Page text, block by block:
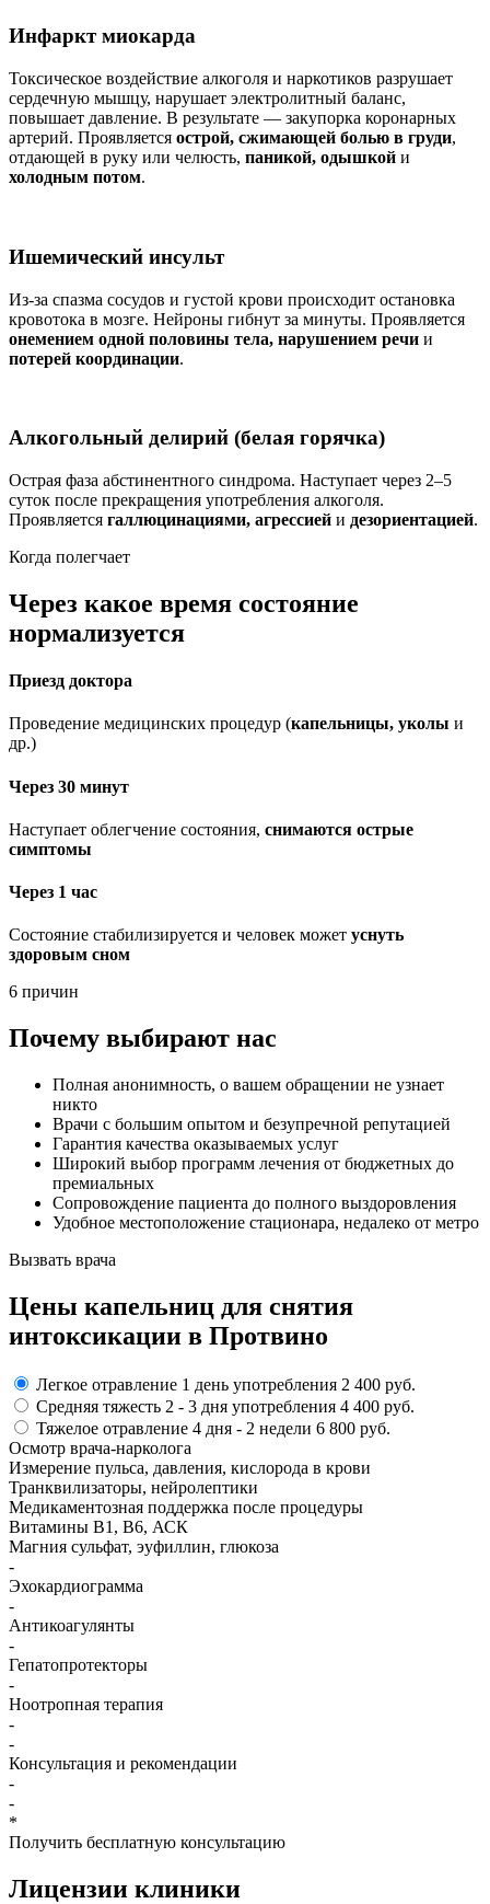
Инфаркт миокарда
Токсическое воздействие алкоголя и наркотиков разрушает
сердечную мышцу, нарушает электролитный баланс,
повышает давление. В результате — закупорка коронарных
артерий. Проявляется острой, сжимающей болью в груди,
отдающей в руку или челюсть, паникой, одышкой и
холодным потом.
Ишемический инсульт
Из-за спазма сосудов и густой крови происходит остановка
кровотока в мозге. Нейроны гибнут за минуты. Проявляется
онемением одной половины тела, нарушением речи и
потерей координации.
Алкогольный делирий (белая горячка)
Острая фаза абстинентного синдрома. Наступает через 2–5
суток после прекращения употребления алкоголя.
Проявляется галлюцинациями, агрессией и дезориентацией.
Когда полегчает
Через какое время состояние
нормализуется
Приезд доктора
Проведение медицинских процедур (капельницы, уколы и
др.)
Через 30 минут
Наступает облегчение состояния, снимаются острые
симптомы
Через 1 час
Состояние стабилизируется и человек может уснуть
здоровым сном
6 причин
Почему выбирают нас
Полная анонимность, о вашем обращении не узнает
никто
Врачи с большим опытом и безупречной репутацией
Гарантия качества оказываемых услуг
Широкий выбор программ лечения от бюджетных до
премиальных
Сопровождение пациента до полного выздоровления
Удобное местоположение стационара, недалеко от метро
Вызвать врача
Цены капельниц для снятия
интоксикации в Протвино
Легкое отравление 1 день употребления 2 400 руб.
Средняя тяжесть 2 - 3 дня употребления 4 400 руб.
Тяжелое отравление 4 дня - 2 недели 6 800 руб.
Осмотр врача-нарколога
Измерение пульса, давления, кислорода в крови
Транквилизаторы, нейролептики
Медикаментозная поддержка после процедуры
Витамины B1, B6, АСК
Магния сульфат, эуфиллин, глюкоза
-
Эхокардиограмма
-
Антикоагулянты
-
Гепатопротекторы
-
Ноотропная терапия
-
-
Консультация и рекомендации
-
-
*
Получить бесплатную консультацию
Лицензии клиники